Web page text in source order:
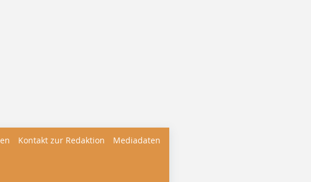
Kontakt zur Redaktion Mediadaten